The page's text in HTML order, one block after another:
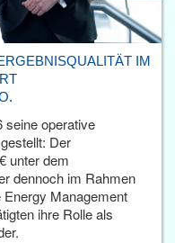
IM
seine operative
Der
unter dem
dennoch im Rahmen
Management
ihre Rolle als